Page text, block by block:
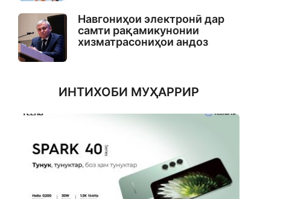
Навгониҳои электронӣ дар
самти рақамикунонии
хизматрасониҳои андоз
ИНТИХОБИ МУҲАРРИР